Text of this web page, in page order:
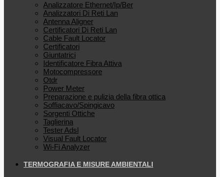
Analizzatore Ethernet/Ip/Ber
Analizzatori Di Reti Lan
Antenna Aligner
Certificatori Di Reti Lan
Cable Fault Locator
Certificatori
Giuntatrici
Identificatore Fibra Attiva
Motocompressore
Otdr
Power Meter
Preparazione e pulizia della fibra ottica
Soffiacavo/Spingicavo
Sorgenti Ottiche
Taglierina
Tester Adsl
Visual Fault Locator
Wi-Fi Analyzer
TERMOGRAFIA E MISURE AMBIENTALI